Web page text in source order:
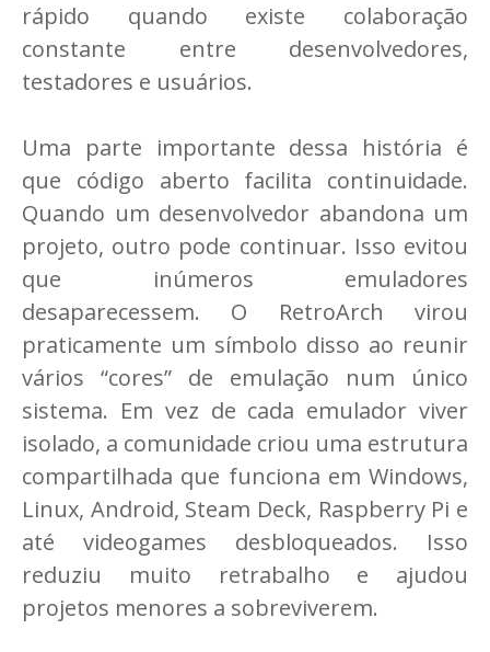
rápido quando existe colaboração
constante entre desenvolvedores,
testadores e usuários.
Uma parte importante dessa história é
que código aberto facilita continuidade.
Quando um desenvolvedor abandona um
projeto, outro pode continuar. Isso evitou
que inúmeros emuladores
desaparecessem. O RetroArch virou
praticamente um símbolo disso ao reunir
vários “cores” de emulação num único
sistema. Em vez de cada emulador viver
isolado, a comunidade criou uma estrutura
compartilhada que funciona em Windows,
Linux, Android, Steam Deck, Raspberry Pi e
até videogames desbloqueados. Isso
reduziu muito retrabalho e ajudou
projetos menores a sobreviverem.